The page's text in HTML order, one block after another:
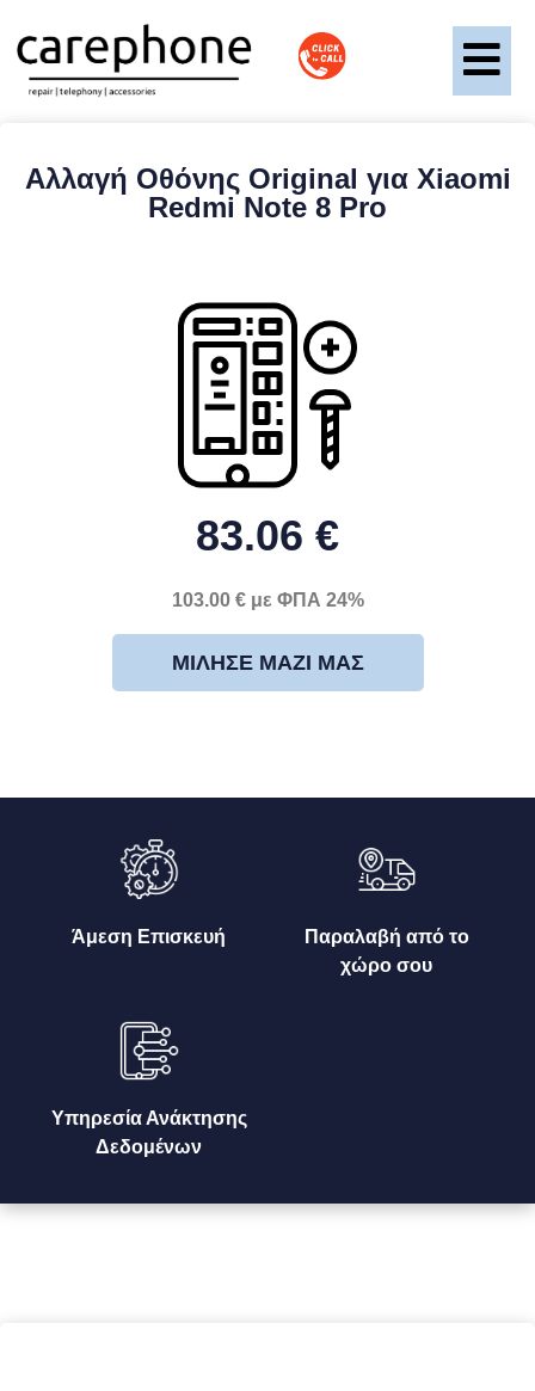
Αλλαγή Οθόνης Original για Xiaomi
Redmi Note 8 Pro
83.06 €
103.00 € με ΦΠΑ 24%
ΜΊΛΗΣΕ ΜΑΖΊ ΜΑΣ
Άμεση Επισκευή
Παραλαβή από το
χώρο σου
Υπηρεσία Ανάκτησης
Δεδομένων